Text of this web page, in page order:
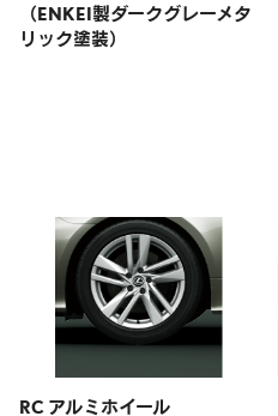
（ENKEI製ダークグレーメタ
リック塗装）
RC アルミホイール